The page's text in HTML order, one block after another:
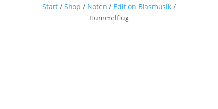
Start/ Shop / Noten / Edition Blasmusik/
Hummelflug